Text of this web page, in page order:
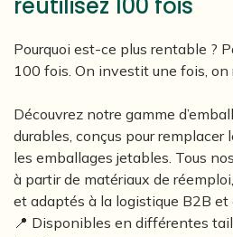
Pourquoi est-ce plus rentable ?
100 fois. On investit une fois, on
Découvrez notre gamme
durables, conçus pour remplacer
les emballages jetables. Tous
à partir de matériaux de
et adaptés à la logistique B2B et
📍 Disponibles en différentes